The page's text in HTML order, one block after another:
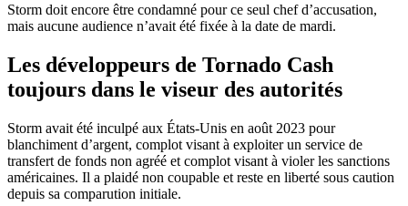
Storm doit encore être condamné pour ce seul chef d’accusation,
mais aucune audience n’avait été fixée à la date de mardi.
Les développeurs de Tornado Cash
toujours dans le viseur des autorités
Storm avait été inculpé aux États-Unis en août 2023 pour
blanchiment d’argent, complot visant à exploiter un service de
transfert de fonds non agréé et complot visant à violer les sanctions
américaines. Il a plaidé non coupable et reste en liberté sous caution
depuis sa comparution initiale.